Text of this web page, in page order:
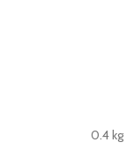
0.4 kg